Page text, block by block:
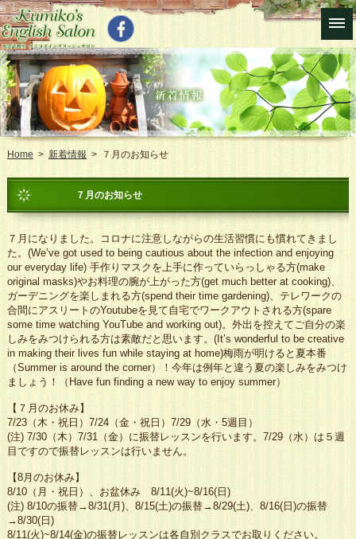
Home > 新着情報 > ７月のお知らせ
７月のお知らせ
７月になりました。コロナに注意しながらの生活習慣にも慣れてきまし
た。(We’ve got used to being cautious about the infection and enjoying
our everyday life) 手作りマスクを上手に作っていらっしゃる方(make
original masks)やお料理の腕が上がった方(get much better at cooking)、
ガーデニングを楽しまれる方(spend their time gardening)、テレワークの
合間にアスリートのYoutubeを見て自宅でワークアウトされる方(spare
some time watching YouTube and working out)。外出を控えてご自分の楽
しみをみつけられる方は素敵だと思います。(It’s wonderful to be creative
in making their lives fun while staying at home)梅雨が明けると夏本番
（Summer is around the corner）！今年は例年と違う夏の楽しみをみつけ
ましょう！（Have fun finding a new way to enjoy summer）
【７月のお休み】
7/23（木・祝日）7/24（金・祝日）7/29（水・5週目）
(注) 7/30（木）7/31（金）に振替レッスンを行います。7/29（水）は５週
目ですので振替レッスンは行いません。
【8月のお休み】
8/10（月・祝日）、お盆休み 8/11(火)~8/16(日)
(注) 8/10の振替→8/31(月)、8/15(土)の振替→8/29(土)、8/16(日)の振替
→8/30(日)
8/11(火)~8/14(金)の振替レッスンは各自別クラスでお取りください。